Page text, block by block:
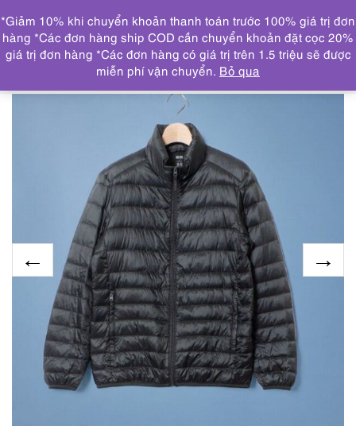
DANH MỤC
Trang chủ ÁO KHOÁC
9936-Áo khoác/Áo phao nam-
UNIQLO light weight puffer jacket-Size S
*Giảm 10% khi chuyển khoản thanh toán trước 100% giá trị đơn
hàng *Các đơn hàng ship COD cần chuyển khoản đặt cọc 20%
giá trị đơn hàng *Các đơn hàng có giá trị trên 1.5 triệu sẽ được
miễn phí vận chuyển. Bỏ qua